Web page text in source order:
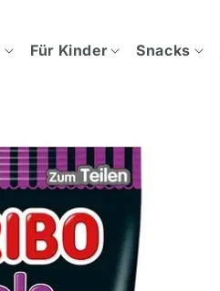
Für Kinder Snacks